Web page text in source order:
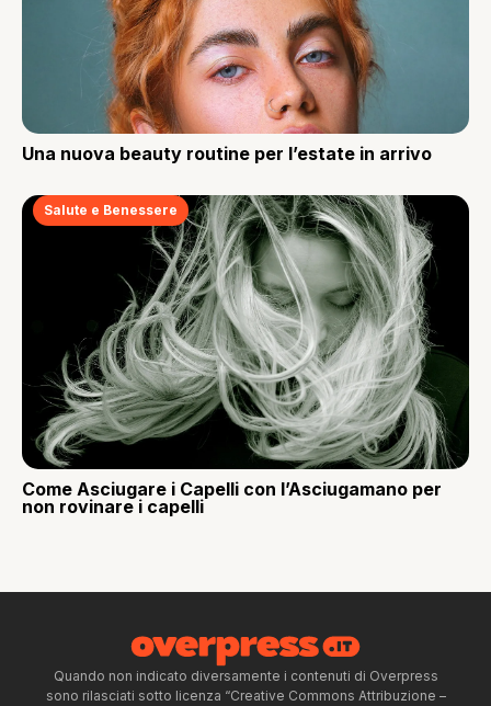
Una nuova beauty routine per l’estate in arrivo
Salute e Benessere
Come Asciugare i Capelli con l’Asciugamano per
non rovinare i capelli
Quando non indicato diversamente i contenuti di Overpress
sono rilasciati sotto licenza “Creative Commons Attribuzione –